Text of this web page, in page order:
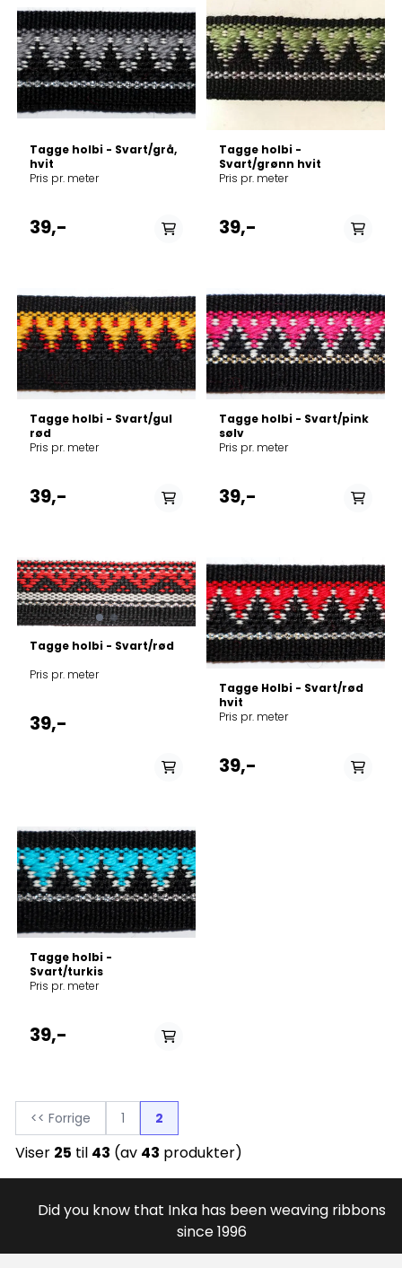
Tagge holbi - Svart/grå,
hvit
Pris pr. meter
39,-
Tagge holbi -
Svart/grønn hvit
Pris pr. meter
39,-
Tagge holbi - Svart/gul
rød
Pris pr. meter
39,-
På lager
Tagge holbi - Svart/pink
sølv
Pris pr. meter
39,-
På lager
Tagge holbi - Svart/rød
Pris pr. meter
39,-
På lager
Tagge Holbi - Svart/rød
hvit
Pris pr. meter
39,-
På lager
Tagge holbi -
Svart/turkis
Pris pr. meter
39,-
På lager
<< Forrige 1 2
Viser 25 til 43 (av 43 produkter)
Did you know that Inka has been weaving ribbons
since 1996